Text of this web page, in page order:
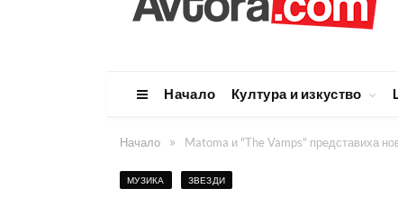
Начало Култура и изкуство
Начало » Matoma и "The Vamps" представиха
МУЗИКА ЗВЕЗДИ